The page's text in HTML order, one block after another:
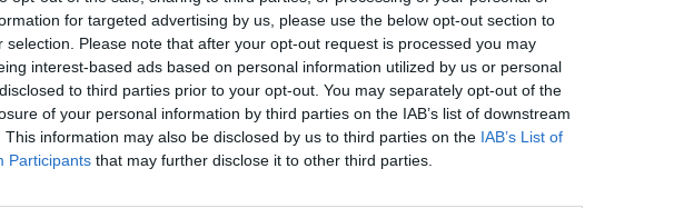
for targeted advertising by us, please use the below opt-out section to
selection. Please note that after your opt-out request is processed you may
interest-based ads based on personal information utilized by us or personal
to third parties prior to your opt-out. You may separately opt-out of the
of your personal information by third parties on the IAB’s list of downstream
This information may also be disclosed by us to third parties on the IAB’s List of
Participants that may further disclose it to other third parties.